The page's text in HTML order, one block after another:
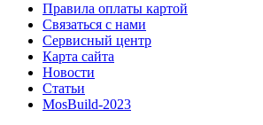
Правила оплаты картой
Связаться с нами
Сервисный центр
Карта сайта
Новости
Статьи
MosBuild-2023